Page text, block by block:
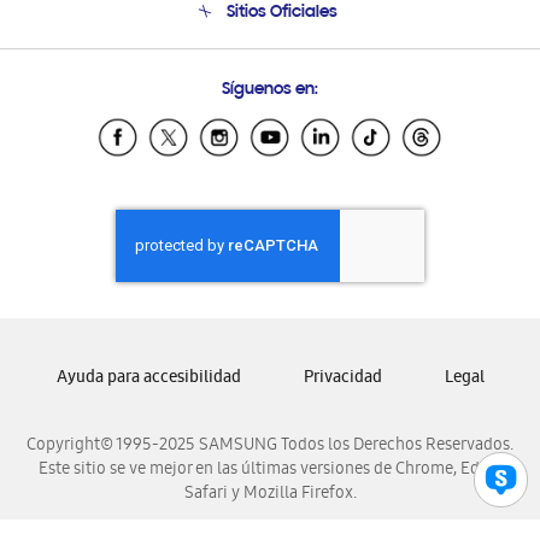
Condiciones de Compra
Soporte vía eMail
Sitios Oficiales
Samsung Ecuador
Samsung El Salvador
Samsung Honduras
Samsung Nicaragua
Samsung Panamá
Samsung Venezuela
Síguenos en:
Copyright© 1995-2025 SAMSUNG Todos los Derechos Reservados.
Este sitio se ve mejor en las últimas versiones de Chrome, Edge,
Safari y Mozilla Firefox.
Ayuda para accesibilidad Privacidad Legal